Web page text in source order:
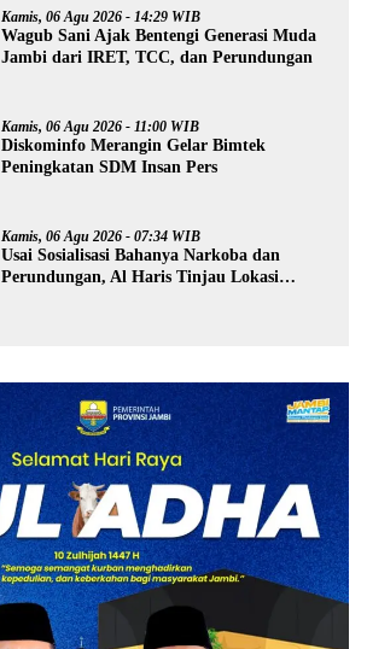
Kamis, 06 Agu 2026 - 14:29 WIB
Wagub Sani Ajak Bentengi Generasi Muda
Jambi dari IRET, TCC, dan Perundungan
Kamis, 06 Agu 2026 - 11:00 WIB
Diskominfo Merangin Gelar Bimtek
Peningkatan SDM Insan Pers
Kamis, 06 Agu 2026 - 07:34 WIB
Usai Sosialisasi Bahanya Narkoba dan
Perundungan, Al Haris Tinjau Lokasi